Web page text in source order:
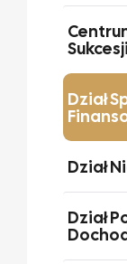
Sukcesji
Dział
Dział
Dział